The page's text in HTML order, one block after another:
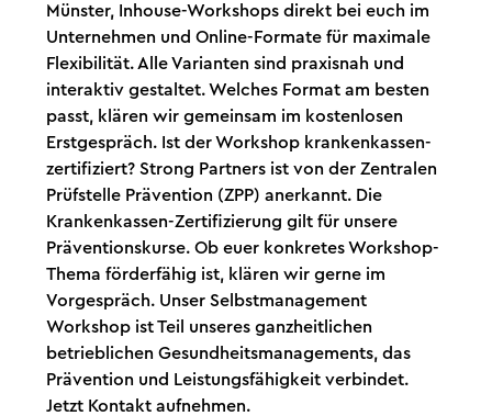
Münster, Inhouse-Workshops direkt bei euch im
Unternehmen und Online-Formate für maximale
Flexibilität. Alle Varianten sind praxisnah und
interaktiv gestaltet. Welches Format am besten
passt, klären wir gemeinsam im kostenlosen
Erstgespräch. Ist der Workshop krankenkassen-
zertifiziert? Strong Partners ist von der Zentralen
Prüfstelle Prävention (ZPP) anerkannt. Die
Krankenkassen-Zertifizierung gilt für unsere
Präventionskurse. Ob euer konkretes Workshop-
Thema förderfähig ist, klären wir gerne im
Vorgespräch. Unser Selbstmanagement
Workshop ist Teil unseres ganzheitlichen
betrieblichen Gesundheitsmanagements, das
Prävention und Leistungsfähigkeit verbindet.
Jetzt Kontakt aufnehmen.